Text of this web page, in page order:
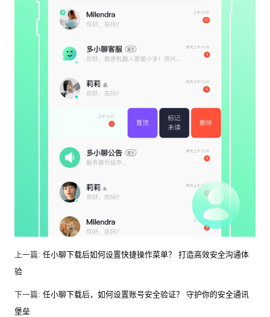
上一篇: 任小聊下载后如何设置快捷操作菜单？ 打造高效安全沟通体
验
下一篇: 任小聊下载后，如何设置账号安全验证？ 守护你的安全通讯
堡垒